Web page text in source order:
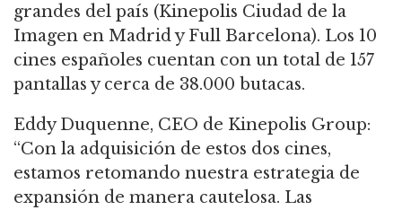
grandes del país (Kinepolis Ciudad de la
Imagen en Madrid y Full Barcelona). Los 10
cines españoles cuentan con un total de 157
pantallas y cerca de 38.000 butacas.
Eddy Duquenne, CEO de Kinepolis Group:
“Con la adquisición de estos dos cines,
estamos retomando nuestra estrategia de
expansión de manera cautelosa. Las